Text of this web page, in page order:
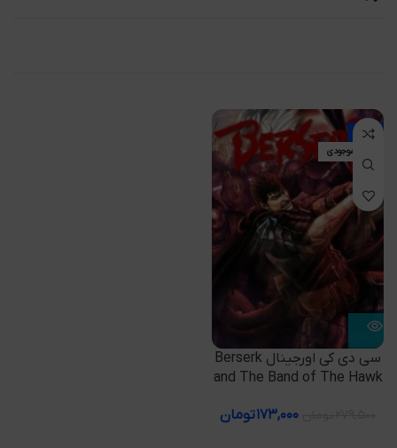
-38%
اتمام موجودی
سی دی کی اورجینال Berserk
and The Band of The Hawk
۱۷۳,۰۰۰تومان